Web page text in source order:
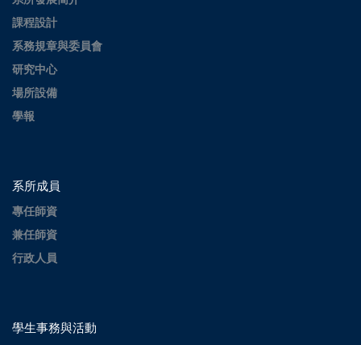
課程設計
系務規章與委員會
研究中心
場所設備
學報
系所成員
專任師資
兼任師資
行政人員
學生事務與活動